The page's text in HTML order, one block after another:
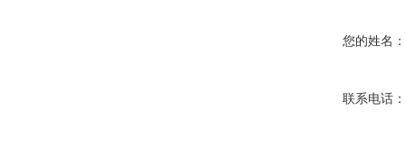
您的姓名：
联系电话：